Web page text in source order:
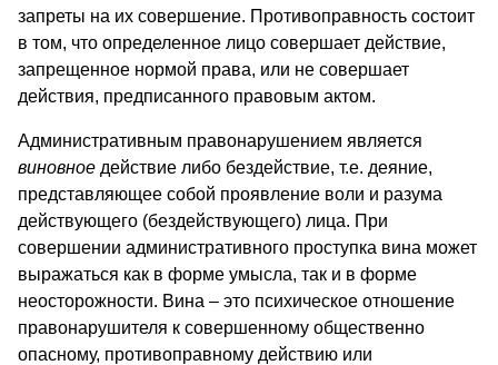
запреты на их совершение. Противоправность состоит
в том, что определенное лицо совершает действие,
запрещенное нормой права, или не совершает
действия, предписанного правовым актом.
Административным правонарушением является
виновное действие либо бездействие, т.е. деяние,
представляющее собой проявление воли и разума
действующего (бездействующего) лица. При
совершении административного проступка вина может
выражаться как в форме умысла, так и в форме
неосторожности. Вина – это психическое отношение
правонарушителя к совершенному общественно
опасному, противоправному действию или